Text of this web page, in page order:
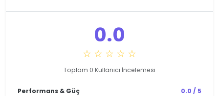
0.0
☆ ☆ ☆ ☆ ☆
Toplam 0 Kullanıcı İncelemesi
Performans & Güç 0.0 / 5